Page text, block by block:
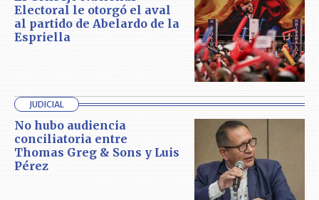
Electoral le otorgó el aval
al partido de Abelardo de la
Espriella
JUDICIAL
No hubo audiencia
conciliatoria entre
Thomas Greg & Sons y Luis
Pérez